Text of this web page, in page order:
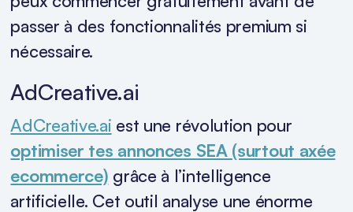
passer à des fonctionnalités premium si
nécessaire.
AdCreative.ai
AdCreative.ai est une révolution pour
optimiser tes annonces SEA (surtout axée
ecommerce) grâce à l’intelligence
artificielle. Cet outil analyse une énorme